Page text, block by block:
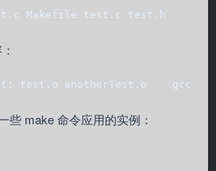
Makefile test.c test.h
test.o anotherTest.o    gcc -
些 make 命令应用的实例：